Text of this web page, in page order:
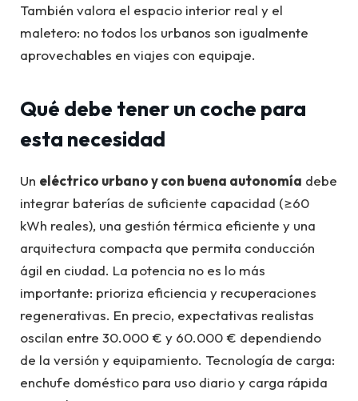
También valora el espacio interior real y el
maletero: no todos los urbanos son igualmente
aprovechables en viajes con equipaje.
Qué debe tener un coche para
esta necesidad
Un eléctrico urbano y con buena autonomía debe
integrar baterías de suficiente capacidad (≥60
kWh reales), una gestión térmica eficiente y una
arquitectura compacta que permita conducción
ágil en ciudad. La potencia no es lo más
importante: prioriza eficiencia y recuperaciones
regenerativas. En precio, expectativas realistas
oscilan entre 30.000 € y 60.000 € dependiendo
de la versión y equipamiento. Tecnología de carga:
enchufe doméstico para uso diario y carga rápida